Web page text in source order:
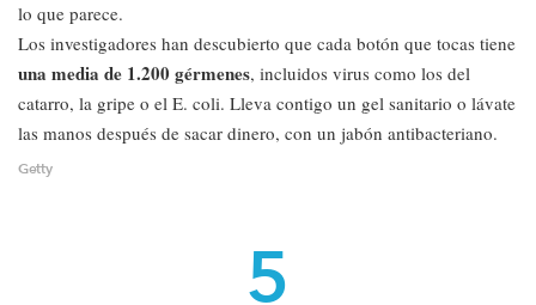
lo que parece.
Los investigadores han descubierto que cada botón que tocas tiene
una media de 1.200 gérmenes, incluidos virus como los del
catarro, la gripe o el E. coli. Lleva contigo un gel sanitario o lávate
las manos después de sacar dinero, con un jabón antibacteriano.
Getty
5